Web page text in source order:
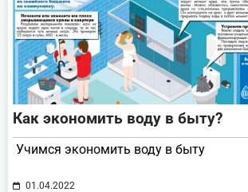
Как экономить воду в быту?
Учимся экономить воду в быту
01.04.2022